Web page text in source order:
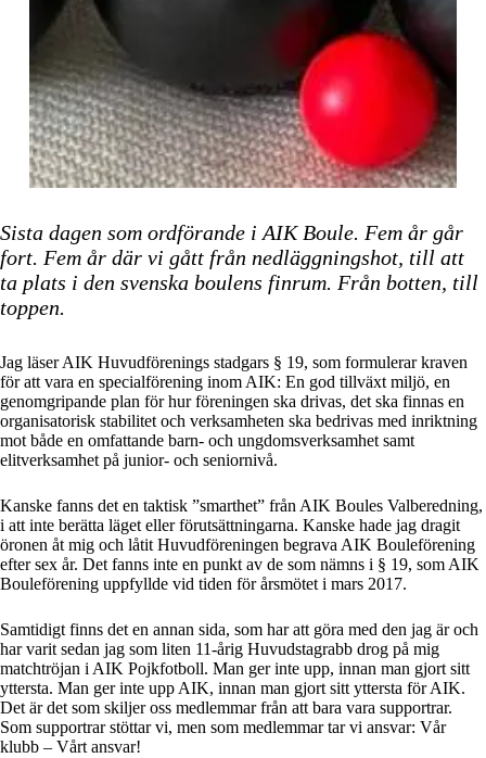
Sista dagen som ordförande i AIK Boule. Fem år går
fort. Fem år där vi gått från nedläggningshot, till att
ta plats i den svenska boulens finrum. Från botten, till
toppen.
Jag läser AIK Huvudförenings stadgars § 19, som formulerar kraven
för att vara en specialförening inom AIK: En god tillväxt miljö, en
genomgripande plan för hur föreningen ska drivas, det ska finnas en
organisatorisk stabilitet och verksamheten ska bedrivas med inriktning
mot både en omfattande barn- och ungdomsverksamhet samt
elitverksamhet på junior- och seniornivå.
Kanske fanns det en taktisk ”smarthet” från AIK Boules Valberedning,
i att inte berätta läget eller förutsättningarna. Kanske hade jag dragit
öronen åt mig och låtit Huvudföreningen begrava AIK Bouleförening
efter sex år. Det fanns inte en punkt av de som nämns i § 19, som AIK
Bouleförening uppfyllde vid tiden för årsmötet i mars 2017.
Samtidigt finns det en annan sida, som har att göra med den jag är och
har varit sedan jag som liten 11-årig Huvudstagrabb drog på mig
matchtröjan i AIK Pojkfotboll. Man ger inte upp, innan man gjort sitt
yttersta. Man ger inte upp AIK, innan man gjort sitt yttersta för AIK.
Det är det som skiljer oss medlemmar från att bara vara supportrar.
Som supportrar stöttar vi, men som medlemmar tar vi ansvar: Vår
klubb – Vårt ansvar!